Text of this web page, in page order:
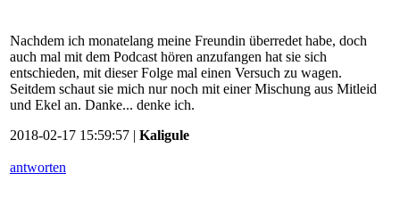
Nachdem ich monatelang meine Freundin überredet habe, doch
auch mal mit dem Podcast hören anzufangen hat sie sich
entschieden, mit dieser Folge mal einen Versuch zu wagen.
Seitdem schaut sie mich nur noch mit einer Mischung aus Mitleid
und Ekel an. Danke... denke ich.
2018-02-17 15:59:57 | Kaligule
antworten